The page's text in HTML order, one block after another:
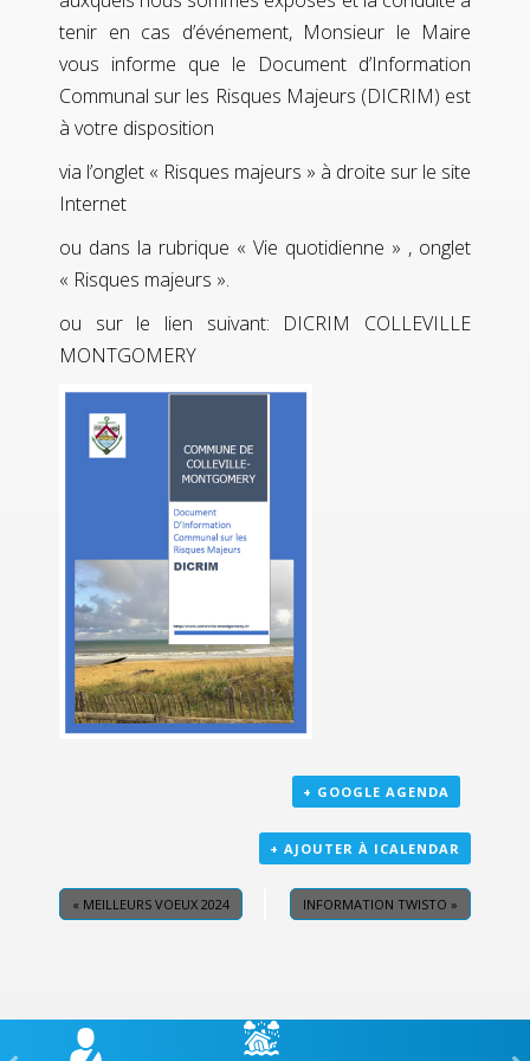
tenir en cas d’événement, Monsieur le Maire
vous informe que le Document d’Information
Communal sur les Risques Majeurs (DICRIM) est
à votre disposition
via l’onglet « Risques majeurs » à droite sur le site
Internet
ou dans la rubrique « Vie quotidienne » , onglet
« Risques majeurs ».
ou sur le lien suivant: DICRIM COLLEVILLE
MONTGOMERY
+ GOOGLE AGENDA
+ AJOUTER À ICALENDAR
« MEILLEURS VOEUX 2024 INFORMATION TWISTO »